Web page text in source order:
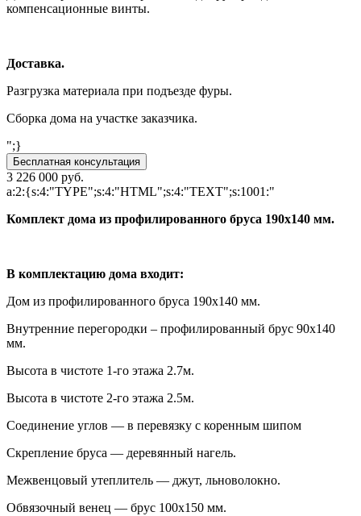
компенсационные винты.
Доставка.
Разгрузка материала при подъезде фуры.
Сборка дома на участке заказчика.
";}
Бесплатная консультация
3 226 000 руб.
a:2:{s:4:"TYPE";s:4:"HTML";s:4:"TEXT";s:1001:"
Комплект дома из профилированного бруса 190x140 мм.
В комплектацию дома входит:
Дом из профилированного бруса 190х140 мм.
Внутренние перегородки – профилированный брус 90х140
мм.
Высота в чистоте 1-го этажа 2.7м.
Высота в чистоте 2-го этажа 2.5м.
Соединение углов — в перевязку с коренным шипом
Скрепление бруса — деревянный нагель.
Межвенцовый утеплитель — джут, льноволокно.
Обвязочный венец — брус 100х150 мм.